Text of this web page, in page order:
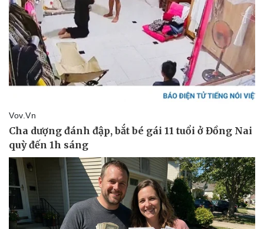
Pháp luật
Vụ án
Tư vấn luật
Quân sự - Quốc phòng
Vũ khí
Việt Nam